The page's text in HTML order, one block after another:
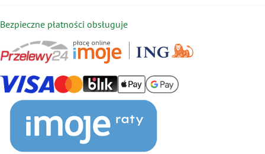
Bezpieczne płatności obsługuje